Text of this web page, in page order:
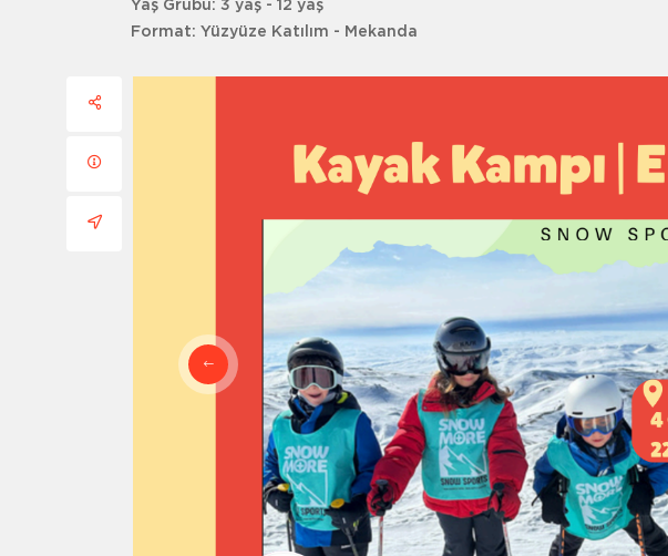
Yaş Grubu:3 yaş - 12 yaş
Format: Yüzyüze Katılım - Mekanda